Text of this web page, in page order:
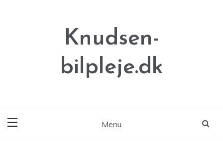
Knudsen-
bilpleje.dk
Menu